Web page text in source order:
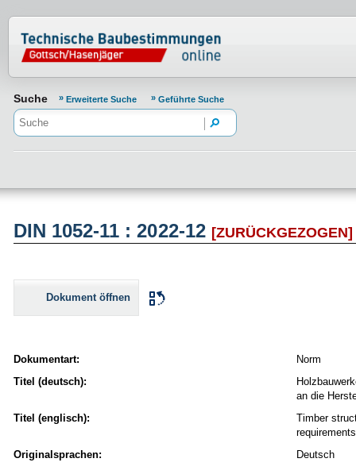
Normenportal Barrierefreiheit
Suche Erweiterte Suche Geführte Suche
DIN 1052-11 : 2022-12 [ZURÜCKGEZOGEN]
Dokument öffnen
Dokumentart:
Norm
Titel (deutsch):
an die
Titel (englisch):
Timber
requirements
Originalsprachen:
Deutsch